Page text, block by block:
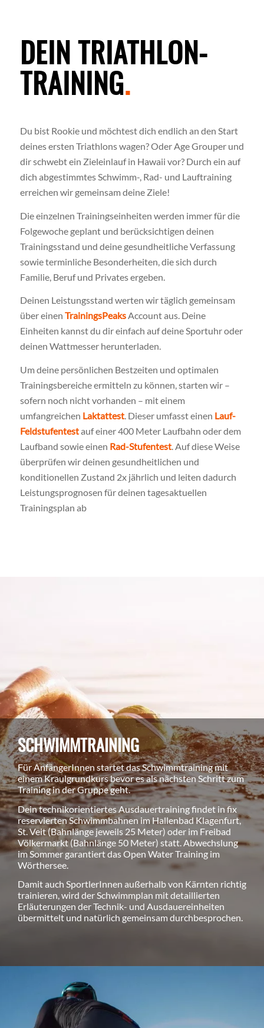
DEIN TRIATHLON-
TRAINING.
Du bist Rookie und möchtest dich endlich an den Start
deines ersten Triathlons wagen? Oder Age Grouper und
dir schwebt ein Zieleinlauf in Hawaii vor? Durch ein auf
dich abgestimmtes Schwimm-, Rad- und Lauftraining
erreichen wir gemeinsam deine Ziele!
Die einzelnen Trainingseinheiten werden immer für die
Folgewoche geplant und berücksichtigen deinen
Trainingsstand und deine gesundheitliche Verfassung
sowie terminliche Besonderheiten, die sich durch
Familie, Beruf und Privates ergeben.
Deinen Leistungsstand werten wir täglich gemeinsam
über einen TrainingsPeaksAccount aus. Deine
Einheiten kannst du dir einfach auf deine Sportuhr oder
deinen Wattmesser herunterladen.
Um deine persönlichen Bestzeiten und optimalen
Trainingsbereiche ermitteln zu können, starten wir –
sofern noch nicht vorhanden – mit einem
umfangreichen Laktattest. Dieser umfasst einen Lauf-
Feldstufentestauf einer 400 Meter Laufbahn oder dem
Laufband sowie einen Rad-Stufentest. Auf diese Weise
überprüfen wir deinen gesundheitlichen und
konditionellen Zustand 2x jährlich und leiten dadurch
Leistungsprognosen für deinen tagesaktuellen
Trainingsplan ab
SCHWIMMTRAINING
Für AnfängerInnen startet das Schwimmtraining mit
einem Kraulgrundkurs bevor es als nächsten Schritt zum
Training in der Gruppe geht.
Dein technikorientiertes Ausdauertraining findet in fix
reservierten Schwimmbahnen im Hallenbad Klagenfurt,
St. Veit (Bahnlänge jeweils 25 Meter) oder im Freibad
Völkermarkt (Bahnlänge 50 Meter) statt. Abwechslung
im Sommer garantiert das Open Water Training im
Wörthersee.
Damit auch SportlerInnen außerhalb von Kärnten richtig
trainieren, wird der Schwimmplan mit detaillierten
Erläuterungen der Technik- und Ausdauereinheiten
übermittelt und natürlich gemeinsam durchbesprochen.